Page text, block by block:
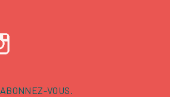
ABONNEZ-VOUS.